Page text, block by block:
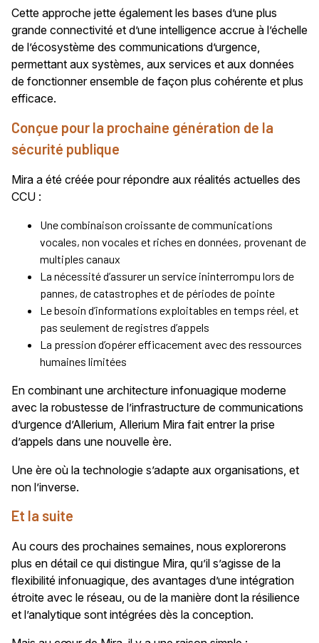
Cette approche jette également les bases d’une plus
grande connectivité et d’une intelligence accrue à l’échelle
de l’écosystème des communications d’urgence,
permettant aux systèmes, aux services et aux données
de fonctionner ensemble de façon plus cohérente et plus
efficace.
Conçue pour la prochaine génération de la
sécurité publique
Mira a été créée pour répondre aux réalités actuelles des
CCU :
Une combinaison croissante de communications
vocales, non vocales et riches en données, provenant de
multiples canaux
La nécessité d’assurer un service ininterrompu lors de
pannes, de catastrophes et de périodes de pointe
Le besoin d’informations exploitables en temps réel, et
pas seulement de registres d’appels
La pression d’opérer efficacement avec des ressources
humaines limitées
En combinant une architecture infonuagique moderne
avec la robustesse de l’infrastructure de communications
d’urgence d’Allerium, Allerium Mira fait entrer la prise
d’appels dans une nouvelle ère.
Une ère où la technologie s’adapte aux organisations, et
non l’inverse.
Et la suite
Au cours des prochaines semaines, nous explorerons
plus en détail ce qui distingue Mira, qu’il s’agisse de la
flexibilité infonuagique, des avantages d’une intégration
étroite avec le réseau, ou de la manière dont la résilience
et l’analytique sont intégrées dès la conception.